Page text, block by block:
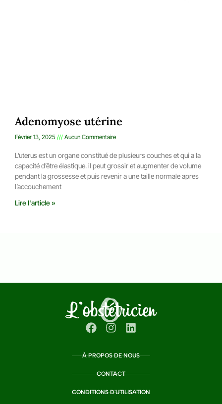
Adenomyose utérine
Février 13, 2025 Aucun Commentaire
L’uterus est un organe constitué de plusieurs couches et qui a la
capacité d’être élastique. il peut grossir et augmenter de volume
pendant la grossesse et puis revenir a une taille normale apres
l’accouchement
Lire l'article »
À PROPOS DE NOUS
CONTACT
CONDITIONS D'UTILISATION